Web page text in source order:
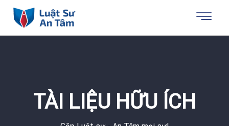
TÀI LIỆU HỮU ÍCH